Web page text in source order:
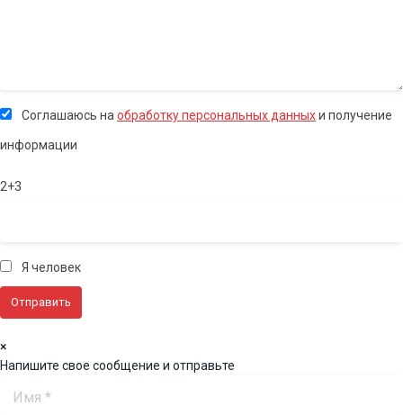
Соглашаюсь на обработку персональных данныхи получение
информации
2+3
Я человек
×
Напишите свое сообщение и отправьте